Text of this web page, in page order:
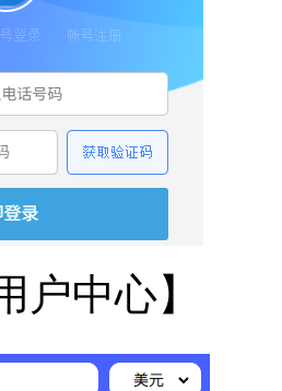
户中心】